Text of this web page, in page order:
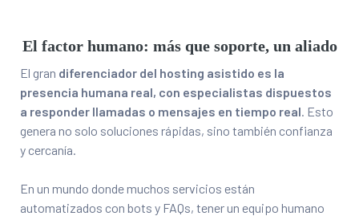
El factor humano: más que soporte, un aliado
El gran diferenciador del hosting asistido es la
presencia humana real, con especialistas dispuestos
a responder llamadas o mensajes en tiempo real. Esto
genera no solo soluciones rápidas, sino también confianza
y cercanía.
En un mundo donde muchos servicios están
automatizados con bots y FAQs, tener un equipo humano